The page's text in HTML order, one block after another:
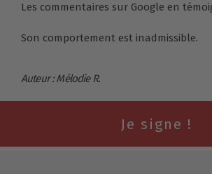
Les commentaires sur Google en
Son comportement est inadmissible.
Auteur : Mélodie R.